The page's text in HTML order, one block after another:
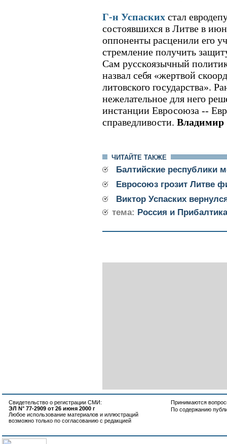
Г-н Успаских стал
состоявшихся в Литве в
оппоненты расценили его
стремление получить
Сам русскоязычный
назвал себя «жертвой
литовского государства».
нежелательное для него
инстанции Евросоюза --
справедливости.
ЧИТАЙТЕ ТАКЖЕ
Балтийские республики
Евросоюз грозит Литве
Виктор Успаских
тема: Россия и Прибалтика
Свидетельство о регистрации СМИ:
ЭЛ N° 77-2909 от 26 июня 2000 г
Любое использование материалов и иллюстраций
возможно только по согласованию с редакцией
Принимаются
По содержанию